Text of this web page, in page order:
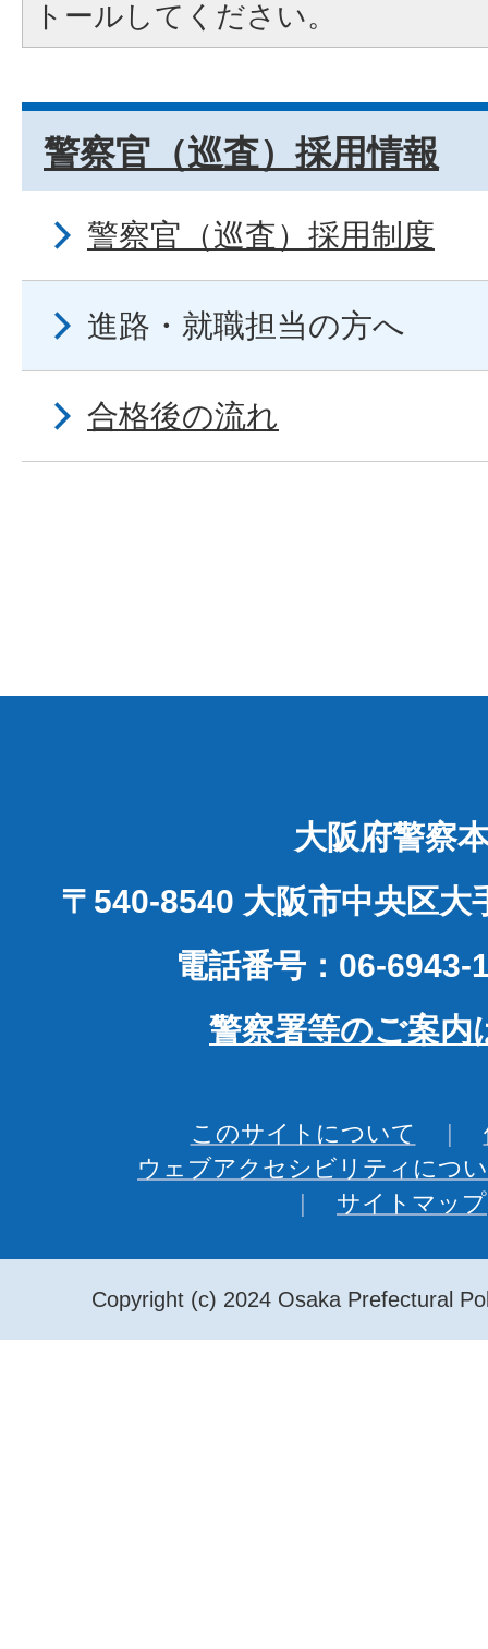
トールしてください。
警察官（巡査）採用情報
警察官（巡査）採用制度
進路・就職担当の方へ
合格後の流れ
大阪府警察
〒540-8540 大阪市中央区大
電話番号：06-6943-
警察署等のご案内
このサイトについて
ウェブアクセシビリティにつ
サイトマップ
Copyright (c) 2024 Osaka Prefectural